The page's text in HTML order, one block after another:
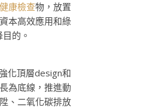
康檢查物，放置
本高效應用和綠
的。
化頂層design和
為底線，推進動
、二氧化碳排放